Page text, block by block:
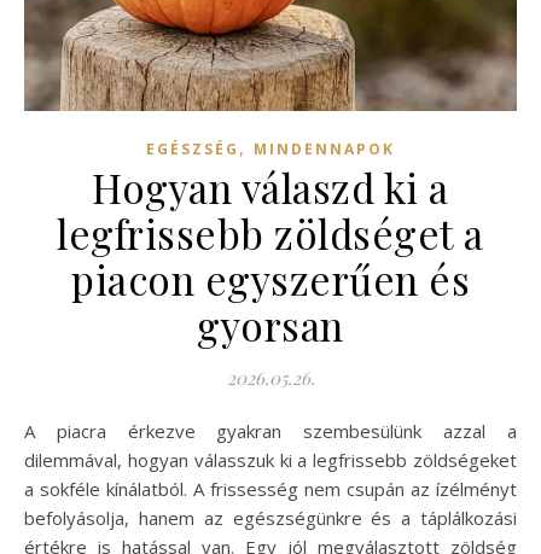
EGÉSZSÉG , MINDENNAPOK
Hogyan válaszd ki a
legfrissebb zöldséget a
piacon egyszerűen és
gyorsan
2026.05.26.
A piacra érkezve gyakran szembesülünk azzal a
dilemmával, hogyan válasszuk ki a legfrissebb zöldségeket
a sokféle kínálatból. A frissesség nem csupán az ízélményt
befolyásolja, hanem az egészségünkre és a táplálkozási
értékre is hatással van. Egy jól megválasztott zöldség